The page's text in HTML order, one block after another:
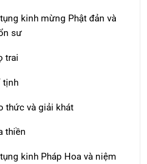
kinh mừng Phật đản và
sư
trai
tịnh
thức và giải khát
thiền
kinh Pháp Hoa và niệm